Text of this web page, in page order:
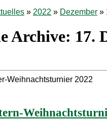
» 2022 » Dezember »
Archive: 17.